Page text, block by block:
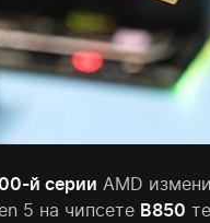
й серии AMD
5 на чипсете B850